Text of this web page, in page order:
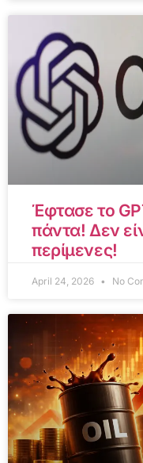
Έφτασε το
πάντα! Δεν
περίμενες!
April 24, 2026 No